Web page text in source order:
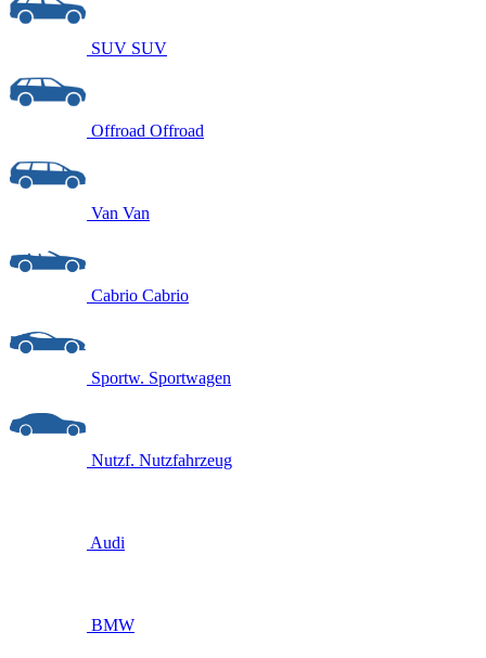
SUV SUV
Offroad Offroad
Van Van
Cabrio Cabrio
Sportw. Sportwagen
Nutzf. Nutzfahrzeug
Audi
BMW